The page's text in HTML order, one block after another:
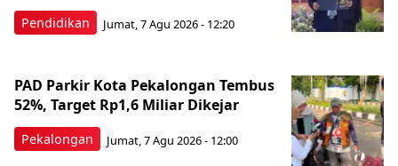
Pendidikan Jumat, 7 Agu 2026 - 12:20
Pekalongan
PAD Parkir Kota Pekalongan Tembus
52%, Target Rp1,6 Miliar Dikejar
Jumat, 7 Agu 2026 - 12:00